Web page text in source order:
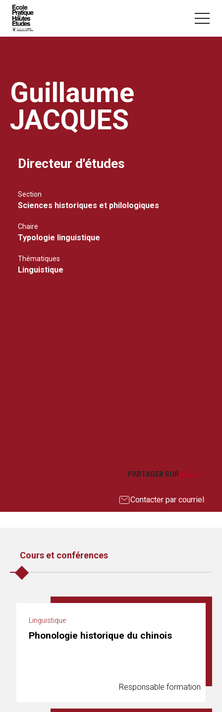
Vous recherchez peut-être :
Conférence Master
PARTAGER SUR Facebook
LinkedIn
Contacter par courriel
Guillaume
JACQUES
Directeur d'études
Section
Sciences historiques et philologiques
Chaire
Typologie linguistique
Thématiques
Linguistique
Cours et conférences
Linguistique
Phonologie historique du chinois
Responsable formation
Panneau de gestion des cookies